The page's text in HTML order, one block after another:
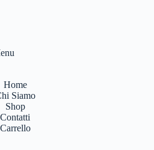
Home
Siamo
Shop
Contatti
Carrello